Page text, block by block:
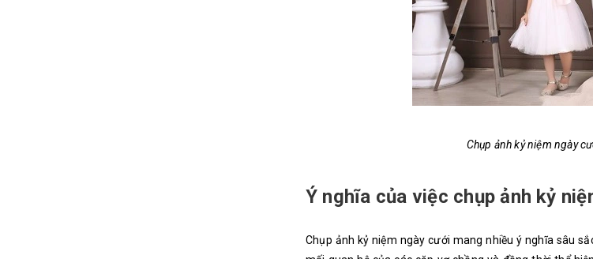
Chụp ảnh kỷ niệm ngày
Ý nghĩa của việc chụp ảnh kỷ
Chụp ảnh kỷ niệm ngày cưới mang nhiều ý nghĩa sâu